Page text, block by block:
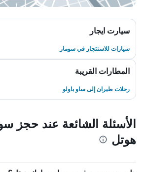
سيارت ايجار
سيارات للاستئجار في سومار
المطارات القريبة
رحلات طيران إلى ساو باولو
الأسئلة الشائعة عند حجز
هوتل